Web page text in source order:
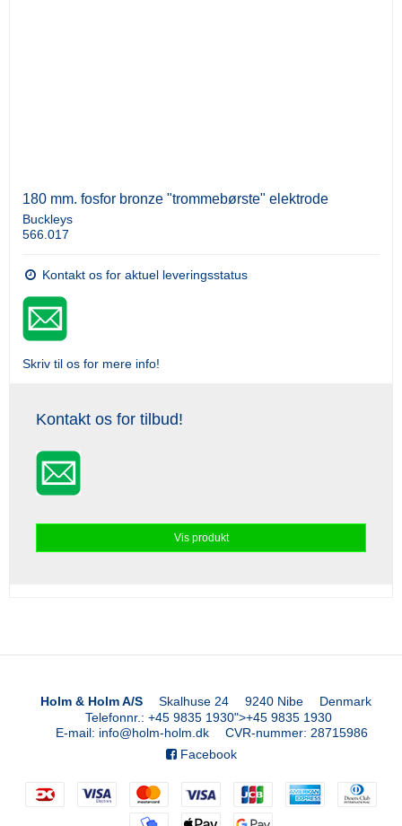
180 mm. fosfor bronze "trommebørste" elektrode
Buckleys
566.017
Kontakt os for aktuel leveringsstatus
Skriv til os for mere info!
Kontakt os for tilbud!
Vis produkt
Holm & Holm A/S Skalhuse 24 9240 Nibe
Denmark
Telefonnr. : +45 9835 1930">+45 9835 1930
E-mail: info@holm-holm.dk CVR-nummer: 28715986
Facebook